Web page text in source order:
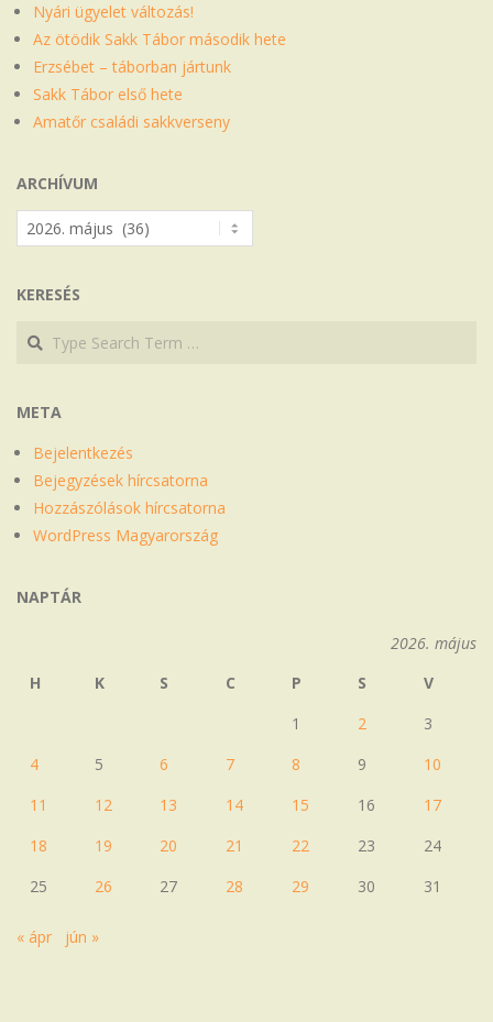
Nyári ügyelet változás!
Az ötödik Sakk Tábor második hete
Erzsébet – táborban jártunk
Sakk Tábor első hete
Amatőr családi sakkverseny
ARCHÍVUM
Archívum
KERESÉS
Search
Search
META
Bejelentkezés
Bejegyzések hírcsatorna
Hozzászólások hírcsatorna
WordPress Magyarország
NAPTÁR
2026. május
H
K S C P S
V
1
2
3
4
5 6 7 8 9
10
11
12 13 14 15 16
17
18
19 20 21 22 23
24
25
26 27 28 29 30 31
« ápr jún »